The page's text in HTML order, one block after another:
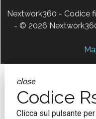
Nextwork360 - Codice
- © 2026
close
Codice
Clicca sul pulsante